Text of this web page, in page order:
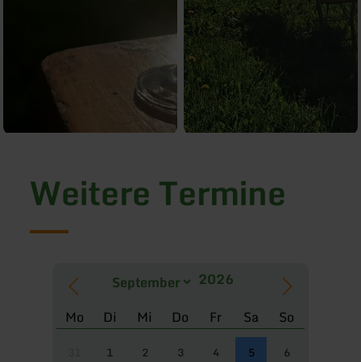
Weitere Termine
Mo Di Mi Do Fr Sa So
1 2 3 4 5
6